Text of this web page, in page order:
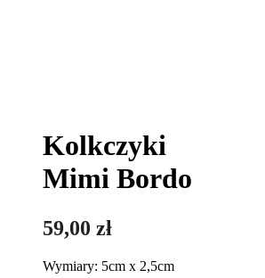
Kolkczyki
Mimi Bordo
59,00 zł
Wymiary: 5cm x 2,5cm